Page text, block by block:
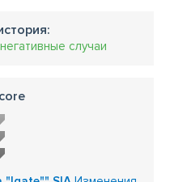
случаи